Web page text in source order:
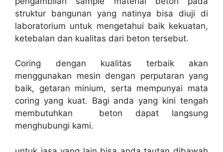
struktur bangunan yang natinya bisa diuji di
laboratorium untuk mengetahui baik kekuatan,
ketebalan dan kualitas dari beton tersebut.
Coring dengan kualitas terbaik akan
menggunakan mesin dengan perputaran yang
baik, getaran minium, serta mempunyai mata
coring yang kuat. Bagi anda yang kini tengah
membutuhkan beton dapat langsung
menghubungi kami.